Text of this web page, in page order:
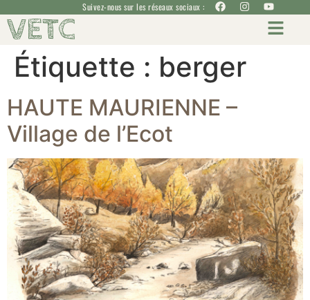
Suivez-nous sur les réseaux sociaux :
VETC
Étiquette : berger
HAUTE MAURIENNE –
Village de l’Ecot